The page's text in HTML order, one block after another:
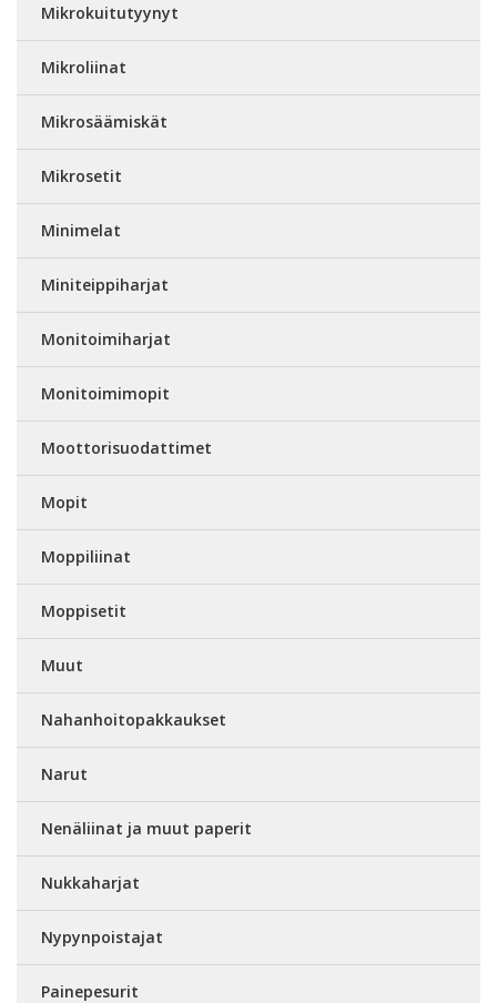
Mikrokuitutyynyt
Mikroliinat
Mikrosäämiskät
Mikrosetit
Minimelat
Miniteippiharjat
Monitoimiharjat
Monitoimimopit
Moottorisuodattimet
Mopit
Moppiliinat
Moppisetit
Muut
Nahanhoitopakkaukset
Narut
Nenäliinat ja muut paperit
Nukkaharjat
Nypynpoistajat
Painepesurit